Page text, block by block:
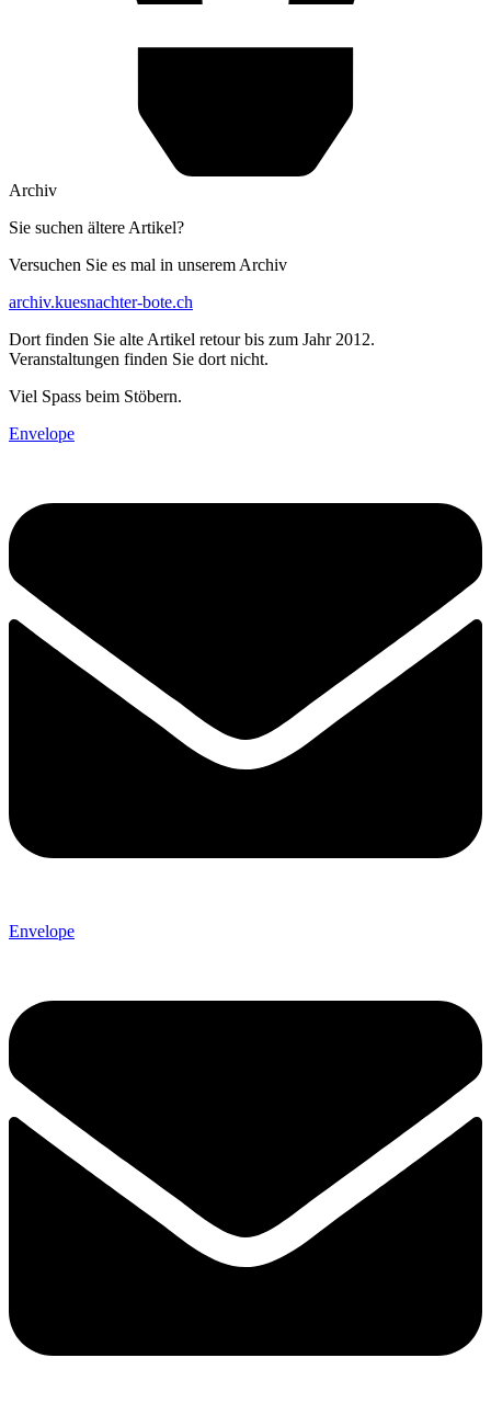
Archiv
Sie suchen ältere Artikel?
Versuchen Sie es mal in unserem Archiv
archiv.kuesnachter-bote.ch
Dort finden Sie alte Artikel retour bis zum Jahr 2012.
Veranstaltungen finden Sie dort nicht.
Viel Spass beim Stöbern.
Envelope
Envelope